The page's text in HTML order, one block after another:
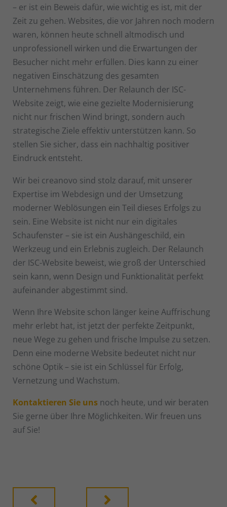
– er ist ein Beweis dafür, wie wichtig es ist, mit der
Zeit zu gehen. Websites, die vor Jahren noch modern
waren, können heute schnell altmodisch und
unprofessionell wirken und die Erwartungen der
Besucher nicht mehr erfüllen. Dies kann zu einer
negativen Einschätzung des gesamten
Unternehmens führen. Der Relaunch der ISC-
Website zeigt, wie eine gezielte Modernisierung
nicht nur frischen Wind bringt, sondern auch
strategische Ziele effektiv unterstützen kann. So
stellen Sie sicher, dass ein nachhaltig positiver
Eindruck entsteht.
Wir bei creanovo sind stolz darauf, mit unserer
Expertise im Webdesign und der Umsetzung
moderner Weblösungen ein Teil dieses Erfolgs zu
sein. Eine Website ist nicht nur ein digitales
Schaufenster – sie ist ein Aushängeschild, ein
Werkzeug und ein Erlebnis zugleich. Der Relaunch
der ISC-Website beweist, wie groß der Unterschied
sein kann, wenn Design und Funktionalität perfekt
aufeinander abgestimmt sind.
Wenn Ihre Website schon länger keine Auffrischung
mehr erlebt hat, ist jetzt der perfekte Zeitpunkt,
neue Wege zu gehen und frische Impulse zu setzen.
Denn eine moderne Website bedeutet nicht nur
schöne Optik – sie ist ein Schlüssel für Erfolg,
Vernetzung und Wachstum.
Kontaktieren Sie uns noch heute, und wir beraten
Sie gerne über Ihre Möglichkeiten. Wir freuen uns
auf Sie!
Zurück Nächster